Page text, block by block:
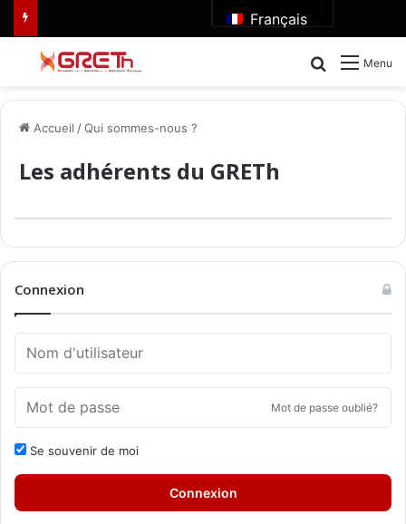
Français
Menu
Rechercher
Accueil /Qui sommes-nous ?
Les adhérents du GRETh
Connexion
Mot de passe oublié?
Se souvenir de moi
Connexion